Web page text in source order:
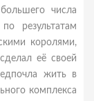
числа
результатам
королями,
её своей
жить в
комплекса